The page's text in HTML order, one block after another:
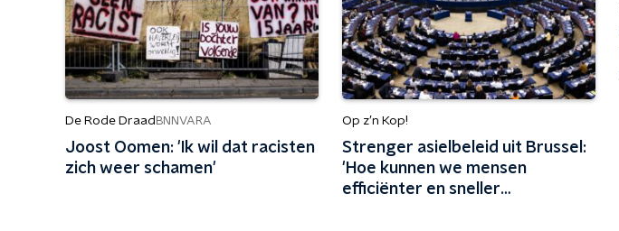
De Rode Draad BNNVARA
Joost Oomen: 'Ik wil dat racisten
zich weer schamen'
Op z’n Kop!
Strenger asielbeleid uit Brussel:
'Hoe kunnen we mensen
efficiënter en sneller